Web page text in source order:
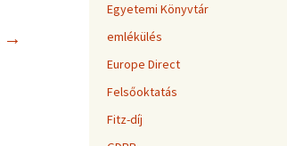
→
Egyetemi Könyvtár
emlékülés
Europe Direct
Felsőoktatás
Fitz-díj